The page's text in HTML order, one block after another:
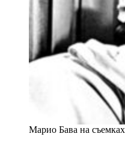
Марио Бава на